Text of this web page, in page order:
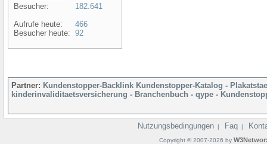
Besucher:
Aufrufe heute:
Besucher heute:
182.641
466
92
Partner: Kundenstopper-Backlink Kundenstopper-Katalog -
kinderinvaliditaetsversicherung - Branchenbuch - qype -
Nutzungsbedingungen | Faq |
Copyright © 2007-2026 by